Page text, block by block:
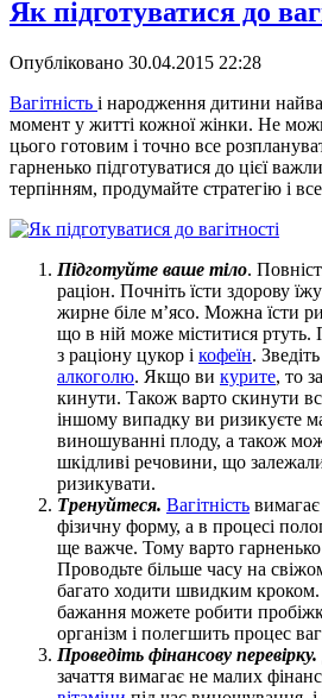
Як підготуватися до
Опубліковано 30.04.2015 22:28
Вагітність і народження дитини
момент у житті кожної жінки. Не
цього готовим і точно все
гарненько підготуватися до цієї
терпінням, продумайте стратегію і
Підготуйте ваше тіло.
раціон. Почніть їсти здорову
жирне біле м’ясо. Можна їсти
що в ній може міститися ртуть.
з раціону цукор і кофеїн.
алкоголю. Якщо ви курите, то
кинути. Також варто скинути
іншому випадку ви ризикуєте
виношуванні плоду, а також
шкідливі речовини, що
ризикувати.
Тренуйтеся. Вагітність
фізичну форму, а в процесі
ще важче. Тому варто
Проводьте більше часу на
багато ходити швидким
бажання можете робити
організм і полегшить процес
Проведіть фінансову перевірку.
зачаття вимагає не малих